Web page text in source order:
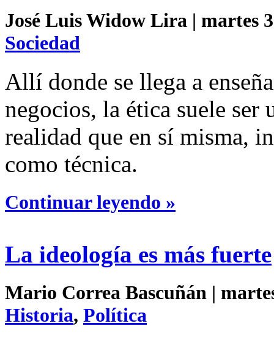
José Luis Widow Lira | martes
Sociedad
Allí donde se llega a
negocios, la ética suele
realidad que en sí misma,
como técnica.
Continuar leyendo »
La ideología es más fuerte
Mario Correa Bascuñán |
Historia, Política